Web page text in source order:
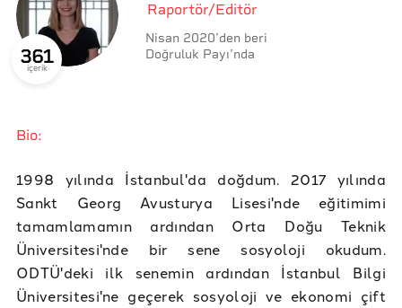
361
içerik
Raportör/Editör
Nisan 2020’den beri
Doğruluk Payı’nda
Bio:
1998 yılında İstanbul'da doğdum. 2017 yılında
Sankt Georg Avusturya Lisesi'nde eğitimimi
tamamlamamın ardından Orta Doğu Teknik
Üniversitesi'nde bir sene sosyoloji okudum.
ODTÜ'deki ilk senemin ardından İstanbul Bilgi
Üniversitesi'ne geçerek sosyoloji ve ekonomi çift